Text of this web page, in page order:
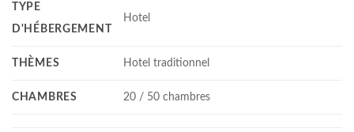
TYPE
D'HÉBERGEMENT
Hotel
THÈMES Hotel traditionnel
CHAMBRES 20 / 50 chambres